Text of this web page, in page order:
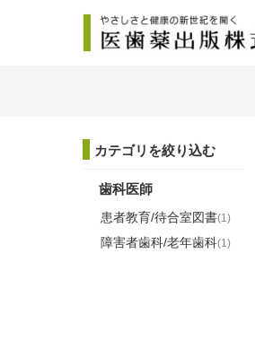
カテゴリを絞り込む
歯科医師
患者教育/待合室図書(1)
障害者歯科/老年歯科(1)